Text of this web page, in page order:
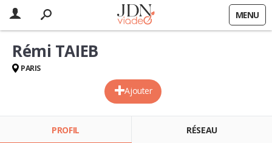
MENU
Ajouter
Rémi TAIEB
PARIS
PROFIL RÉSEAU